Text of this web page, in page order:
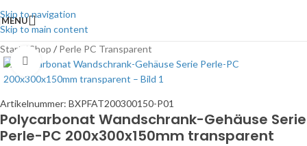
Skip to navigation
Skip to main content
MENU
Start / Shop / Perle PC Transparent
Click to enlarge
Artikelnummer: BXPFAT200300150-P01
Polycarbonat Wandschrank-Gehäuse Serie
Perle-PC 200x300x150mm transparent